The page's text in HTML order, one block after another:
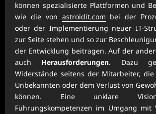
können spezialisierte Plattformen und
wie die von astroidit.com bei der
oder der Implementierung neuer IT-
zur Seite stehen und so zur
der Entwicklung beitragen. Auf der
auch Herausforderungen. Dazu
Widerstände seitens der Mitarbeiter,
Unbekannten oder dem Verlust von
können. Eine unklare
Führungskompetenzen im Umgang mit